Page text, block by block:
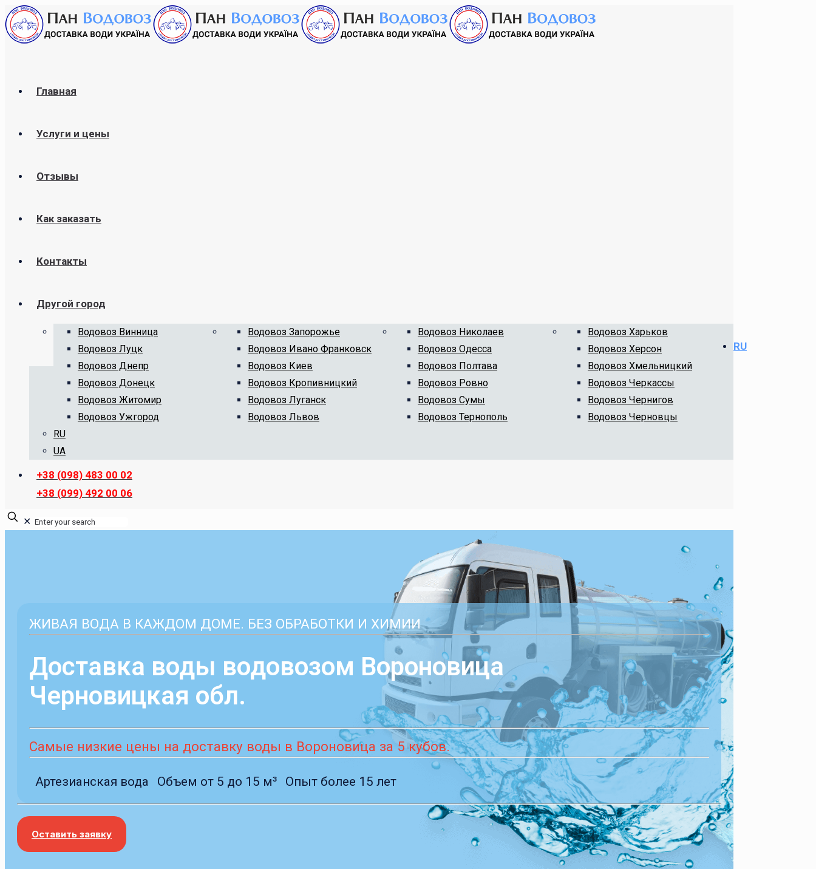
Главная
Услуги и цены
Отзывы
Как заказать
Контакты
Другой город
Водовоз Винница
Водовоз Луцк
Водовоз Днепр
Водовоз Донецк
Водовоз Житомир
Водовоз Ужгород
Водовоз Запорожье
Водовоз Ивано Франковск
Водовоз Киев
Водовоз Кропивницкий
Водовоз Луганск
Водовоз Львов
Водовоз Николаев
Водовоз Одесса
Водовоз Полтава
Водовоз Ровно
Водовоз Сумы
Водовоз Тернополь
Водовоз Харьков
Водовоз Херсон
Водовоз Хмельницкий
Водовоз Черкассы
Водовоз Чернигов
Водовоз Черновцы
RU
RU
UA
+38 (098) 483 00 02
+38 (099) 492 00 06
✕
ЖИВАЯ ВОДА В КАЖДОМ ДОМЕ. БЕЗ ОБРАБОТКИ И ХИМИИ
Доставка воды водовозом Вороновица
Черновицкая обл.
Самые низкие цены на доставку воды в Вороновица за 5 кубов.
Артезианская вода Объем от 5 до 15 м³ Опыт более 15 лет
Оставить заявку